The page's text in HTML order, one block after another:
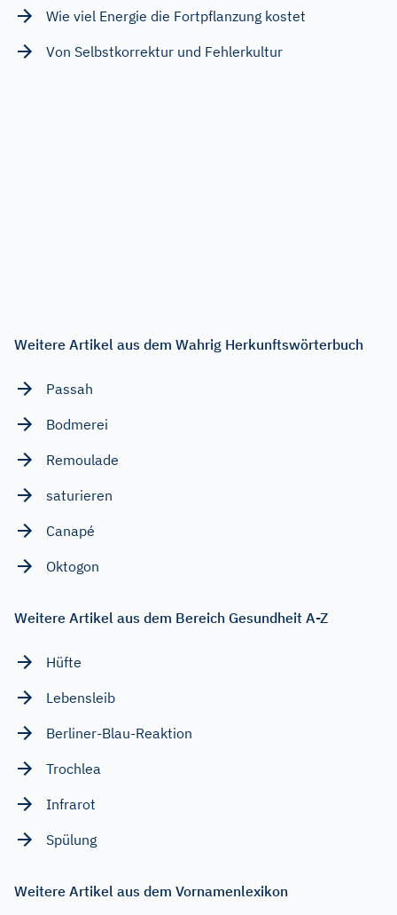
Wie viel Energie die Fortpflanzung kostet
Von Selbstkorrektur und Fehlerkultur
Weitere Artikel aus dem Wahrig Herkunftswörterbuch
Passah
Bodmerei
Remoulade
saturieren
Canapé
Oktogon
Weitere Artikel aus dem Bereich Gesundheit A-Z
Hüfte
Lebensleib
Berliner-Blau-Reaktion
Trochlea
Infrarot
Spülung
Weitere Artikel aus dem Vornamenlexikon